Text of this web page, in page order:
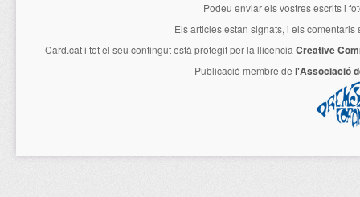
Podeu enviar els vostres escrits i
Els articles estan signats, i els
Card.cati tot el seu contingut està protegit per la llicencia Creative
Publicació membre de l'Associació